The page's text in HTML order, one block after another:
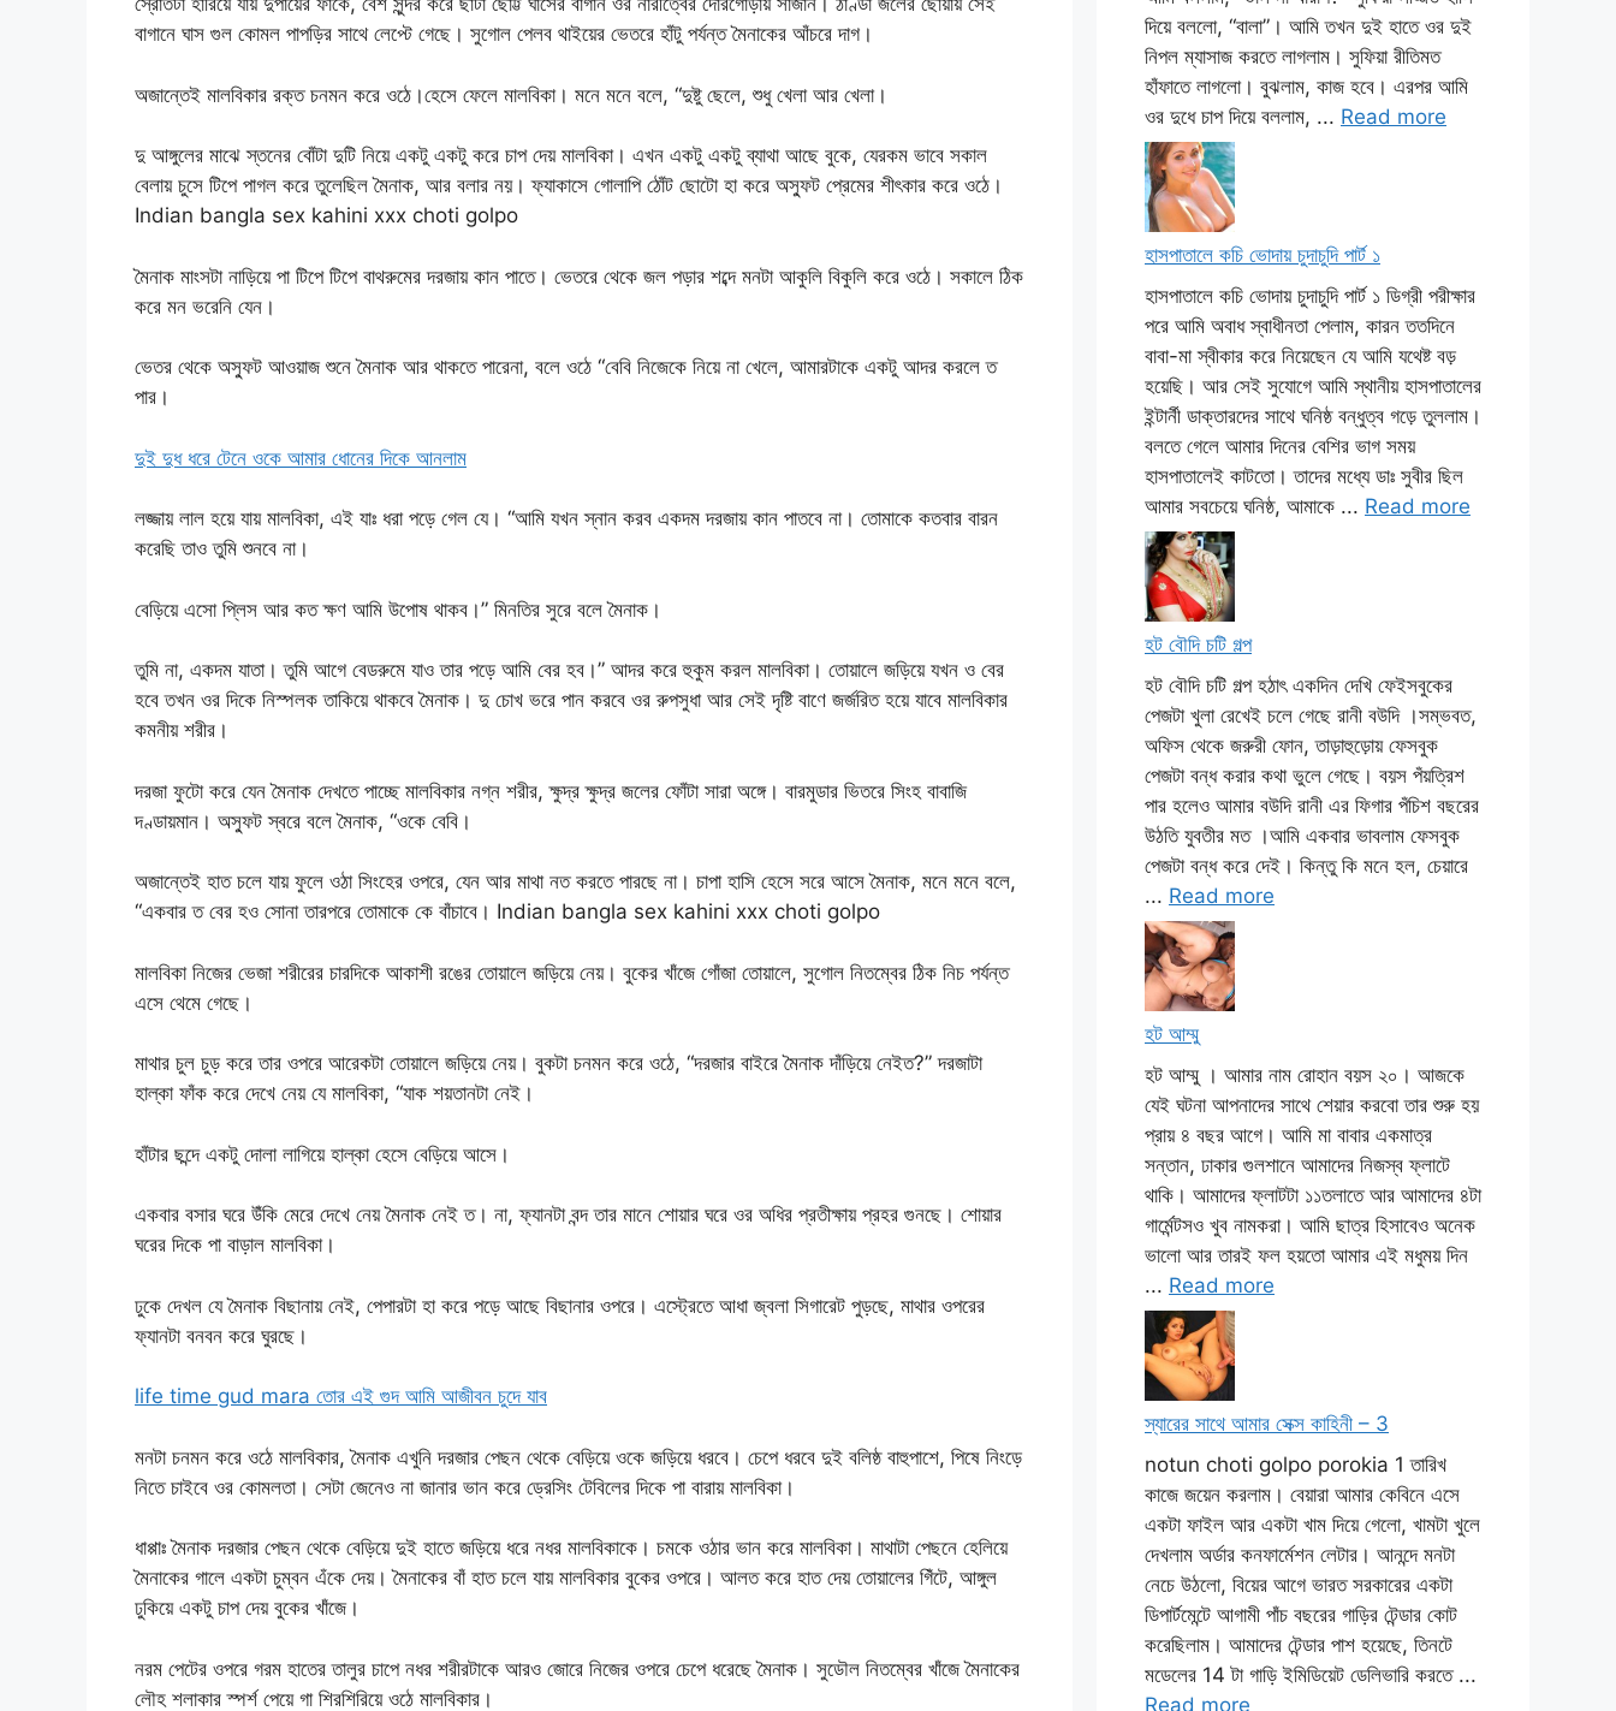
বাগানে ঘাস গুল কোমল পাপড়ির সাথে লেপ্টে গেছে। সুগোল পেলব থাইয়ের ভেতরে হাঁটু পর্যন্ত মৈনাকের আঁচরে দাগ।
অজান্তেই মালবিকার রক্ত চনমন করে ওঠে।হেসে ফেলে মালবিকা। মনে মনে বলে, “দুষ্টু ছেলে, শুধু খেলা আর খেলা।
দু আঙ্গুলের মাঝে স্তনের বোঁটা দুটি নিয়ে একটু একটু করে চাপ দেয় মালবিকা। এখন একটু একটু ব্যাথা আছে বুকে, যেরকম ভাবে সকাল
বেলায় চুসে টিপে পাগল করে তুলেছিল মৈনাক, আর বলার নয়। ফ্যাকাসে গোলাপি ঠোঁট ছোটো হা করে অস্ফুট প্রেমের শীৎকার করে ওঠে।
Indian bangla sex kahini xxx choti golpo
মৈনাক মাংসটা নাড়িয়ে পা টিপে টিপে বাথরুমের দরজায় কান পাতে। ভেতরে থেকে জল পড়ার শব্দে মনটা আকুলি বিকুলি করে ওঠে। সকালে ঠিক
করে মন ভরেনি যেন।
ভেতর থেকে অস্ফুট আওয়াজ শুনে মৈনাক আর থাকতে পারেনা, বলে ওঠে “বেবি নিজেকে নিয়ে না খেলে, আমারটাকে একটু আদর করলে ত
পার।
দুই দুধ ধরে টেনে ওকে আমার ধোনের দিকে আনলাম
লজ্জায় লাল হয়ে যায় মালবিকা, এই যাঃ ধরা পড়ে গেল যে। “আমি যখন স্নান করব একদম দরজায় কান পাতবে না। তোমাকে কতবার বারন
করেছি তাও তুমি শুনবে না।
বেড়িয়ে এসো প্লিস আর কত ক্ষণ আমি উপোষ থাকব।” মিনতির সুরে বলে মৈনাক।
তুমি না, একদম যাতা। তুমি আগে বেডরুমে যাও তার পড়ে আমি বের হব।” আদর করে হুকুম করল মালবিকা। তোয়ালে জড়িয়ে যখন ও বের
হবে তখন ওর দিকে নিস্পলক তাকিয়ে থাকবে মৈনাক। দু চোখ ভরে পান করবে ওর রুপসুধা আর সেই দৃষ্টি বাণে জর্জরিত হয়ে যাবে মালবিকার
কমনীয় শরীর।
দরজা ফুটো করে যেন মৈনাক দেখতে পাচ্ছে মালবিকার নগ্ন শরীর, ক্ষুদ্র ক্ষুদ্র জলের ফোঁটা সারা অঙ্গে। বারমুডার ভিতরে সিংহ বাবাজি
দণ্ডায়মান। অস্ফুট স্বরে বলে মৈনাক, “ওকে বেবি।
অজান্তেই হাত চলে যায় ফুলে ওঠা সিংহের ওপরে, যেন আর মাথা নত করতে পারছে না। চাপা হাসি হেসে সরে আসে মৈনাক, মনে মনে বলে,
“একবার ত বের হও সোনা তারপরে তোমাকে কে বাঁচাবে। Indian bangla sex kahini xxx choti golpo
মালবিকা নিজের ভেজা শরীরের চারদিকে আকাশী রঙের তোয়ালে জড়িয়ে নেয়। বুকের খাঁজে গোঁজা তোয়ালে, সুগোল নিতম্বের ঠিক নিচ পর্যন্ত
এসে থেমে গেছে।
মাথার চুল চুড় করে তার ওপরে আরেকটা তোয়ালে জড়িয়ে নেয়। বুকটা চনমন করে ওঠে, “দরজার বাইরে মৈনাক দাঁড়িয়ে নেইত?” দরজাটা
হাল্কা ফাঁক করে দেখে নেয় যে মালবিকা, “যাক শয়তানটা নেই।
হাঁটার ছন্দে একটু দোলা লাগিয়ে হাল্কা হেসে বেড়িয়ে আসে।
একবার বসার ঘরে উঁকি মেরে দেখে নেয় মৈনাক নেই ত। না, ফ্যানটা বন্দ তার মানে শোয়ার ঘরে ওর অধির প্রতীক্ষায় প্রহর গুনছে। শোয়ার
ঘরের দিকে পা বাড়াল মালবিকা।
ঢুকে দেখল যে মৈনাক বিছানায় নেই, পেপারটা হা করে পড়ে আছে বিছানার ওপরে। এস্ট্রেতে আধা জ্বলা সিগারেট পুড়ছে, মাথার ওপরের
ফ্যানটা বনবন করে ঘুরছে।
life time gud mara তোর এই গুদ আমি আজীবন চুদে যাব
মনটা চনমন করে ওঠে মালবিকার, মৈনাক এখুনি দরজার পেছন থেকে বেড়িয়ে ওকে জড়িয়ে ধরবে। চেপে ধরবে দুই বলিষ্ঠ বাহুপাশে, পিষে নিংড়ে
নিতে চাইবে ওর কোমলতা। সেটা জেনেও না জানার ভান করে ড্রেসিং টেবিলের দিকে পা বারায় মালবিকা।
ধাপ্পাঃ মৈনাক দরজার পেছন থেকে বেড়িয়ে দুই হাতে জড়িয়ে ধরে নধর মালবিকাকে। চমকে ওঠার ভান করে মালবিকা। মাথাটা পেছনে হেলিয়ে
মৈনাকের গালে একটা চুম্বন এঁকে দেয়। মৈনাকের বাঁ হাত চলে যায় মালবিকার বুকের ওপরে। আলত করে হাত দেয় তোয়ালের গিঁটে, আঙ্গুল
ঢুকিয়ে একটু চাপ দেয় বুকের খাঁজে।
নরম পেটের ওপরে গরম হাতের তালুর চাপে নধর শরীরটাকে আরও জোরে নিজের ওপরে চেপে ধরেছে মৈনাক। সুডৌল নিতম্বের খাঁজে মৈনাকের
লৌহ শলাকার স্পর্শ পেয়ে গা শিরশিরিয়ে ওঠে মালবিকার।
দিয়ে বললো, “বালা”। আমি তখন দুই হাতে ওর দুই
নিপল ম্যাসাজ করতে লাগলাম। সুফিয়া রীতিমত
হাঁফাতে লাগলো। বুঝলাম, কাজ হবে। এরপর আমি
ওর দুধে চাপ দিয়ে বললাম, ... Read more
হাসপাতালে কচি ভোদায় চুদাচুদি পার্ট ১
হাসপাতালে কচি ভোদায় চুদাচুদি পার্ট ১ ডিগ্রী পরীক্ষার
পরে আমি অবাধ স্বাধীনতা পেলাম, কারন ততদিনে
বাবা-মা স্বীকার করে নিয়েছেন যে আমি যথেষ্ট বড়
হয়েছি। আর সেই সুযোগে আমি স্থানীয় হাসপাতালের
ইন্টার্নী ডাক্তারদের সাথে ঘনিষ্ঠ বন্ধুত্ব গড়ে তুললাম।
বলতে গেলে আমার দিনের বেশির ভাগ সময়
হাসপাতালেই কাটতো। তাদের মধ্যে ডাঃ সুবীর ছিল
আমার সবচেয়ে ঘনিষ্ঠ, আমাকে ... Read more
হট বৌদি চটি গল্প
হট বৌদি চটি গল্প হঠাৎ একদিন দেখি ফেইসবুকের
পেজটা খুলা রেখেই চলে গেছে রানী বউদি ।সম্ভবত,
অফিস থেকে জরুরী ফোন, তাড়াহুড়োয় ফেসবুক
পেজটা বন্ধ করার কথা ভুলে গেছে। বয়স পঁয়ত্রিশ
পার হলেও আমার বউদি রানী এর ফিগার পঁচিশ বছরের
উঠতি যুবতীর মত ।আমি একবার ভাবলাম ফেসবুক
পেজটা বন্ধ করে দেই। কিন্তু কি মনে হল, চেয়ারে
... Read more
হট আম্মু
হট আম্মু । আমার নাম রোহান বয়স ২০। আজকে
যেই ঘটনা আপনাদের সাথে শেয়ার করবো তার শুরু হয়
প্রায় ৪ বছর আগে। আমি মা বাবার একমাত্র
সন্তান, ঢাকার গুলশানে আমাদের নিজস্ব ফ্লাটে
থাকি। আমাদের ফ্লাটটা ১১তলাতে আর আমাদের ৪টা
গার্মেন্টসও খুব নামকরা। আমি ছাত্র হিসাবেও অনেক
ভালো আর তারই ফল হয়তো আমার এই মধুময় দিন
... Read more
স্যারের সাথে আমার সেক্স কাহিনী – 3
notun choti golpo porokia 1 তারিখ
কাজে জয়েন করলাম। বেয়ারা আমার কেবিনে এসে
একটা ফাইল আর একটা খাম দিয়ে গেলো, খামটা খুলে
দেখলাম অর্ডার কনফার্মেশন লেটার। আনন্দে মনটা
নেচে উঠলো, বিয়ের আগে ভারত সরকারের একটা
ডিপার্টমেন্টে আগামী পাঁচ বছরের গাড়ির টেন্ডার কোট
করেছিলাম। আমাদের টেন্ডার পাশ হয়েছে, তিনটে
মডেলের 14 টা গাড়ি ইমিডিয়েট ডেলিভারি করতে ...
Read more